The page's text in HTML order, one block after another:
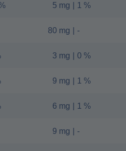
5 mg 1 %
80 mg -
3 mg 0 %
9 mg 1 %
6 mg 1 %
9 mg -